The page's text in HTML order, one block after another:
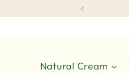
Natural Cream